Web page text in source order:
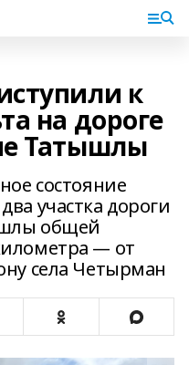
к
на дороге
Татышлы
состояние
участка дороги
общей
— от
села Четырман